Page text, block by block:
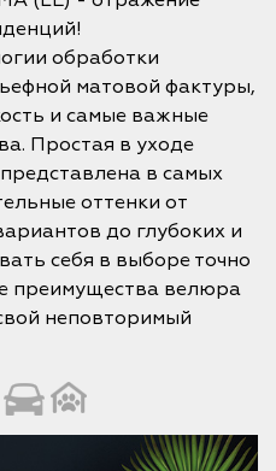
обработки
матовой фактуры,
и самые важные
Простая в уходе
в самых
оттенки от
до глубоких и
себя в выборе точно
преимущества велюра
неповторимый